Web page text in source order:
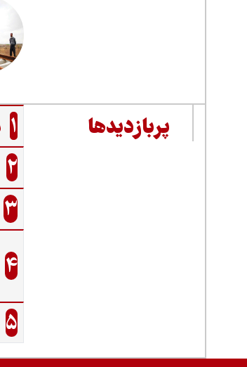
پربازدیدها 1
2
3
4
5